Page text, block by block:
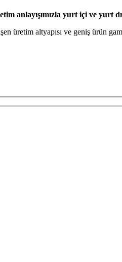
anlayışımızla yurt içi ve yurt
üretim altyapısı ve geniş ürün